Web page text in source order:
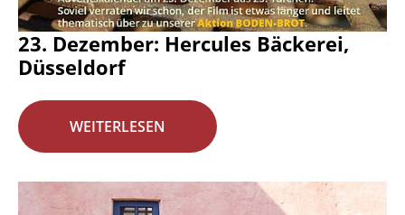
23. Dezember: Hercules Bäckerei,
Düsseldorf
WEITERLESEN